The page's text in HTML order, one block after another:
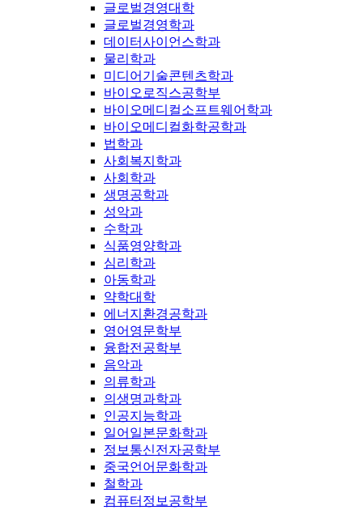
글로벌경영대학
글로벌경영학과
데이터사이언스학과
물리학과
미디어기술콘텐츠학과
바이오로직스공학부
바이오메디컬소프트웨어학과
바이오메디컬화학공학과
법학과
사회복지학과
사회학과
생명공학과
성악과
수학과
식품영양학과
심리학과
아동학과
약학대학
에너지환경공학과
영어영문학부
융합전공학부
음악과
의류학과
의생명과학과
인공지능학과
일어일본문화학과
정보통신전자공학부
중국언어문화학과
철학과
컴퓨터정보공학부